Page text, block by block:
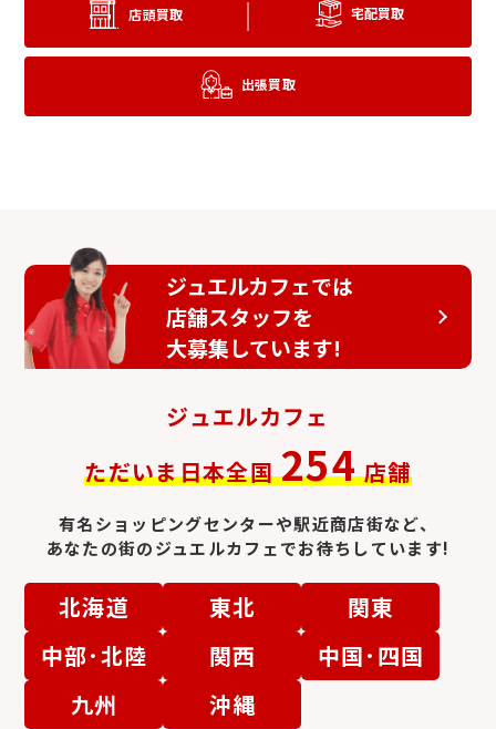
ジャガールクルト ブライトリング
ランゲ&ゾーネ
エルメス時計 セイコー
ロジェ・デュブイ
店頭買取 宅配買取
出張買取
ジュエルカフェでは
店舗スタッフを
大募集しています!
ジュエルカフェ
ただいま日本全国 254 店舗
有名ショッピングセンターや駅近商店街など、
あなたの街のジュエルカフェでお待ちしています!
北海道 東北
関東
中部･北陸
関西
中国･四国
九州
沖縄